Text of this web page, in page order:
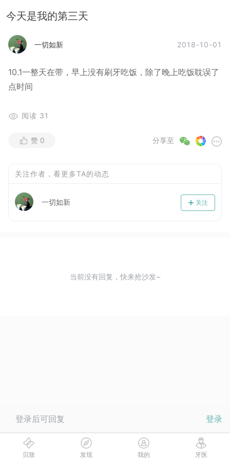
今天是我的第三天
一切如新 2018-10-01
10.1一整天在带，早上没有刷牙吃饭，除了晚上吃饭耽误了
点时间
阅读 31
分享至
赞 0
关注作者，看更多TA的动态
关注
一切如新
当前没有回复，快来抢沙发~
登录后可回复 登录
贝致 发现 我的 牙医